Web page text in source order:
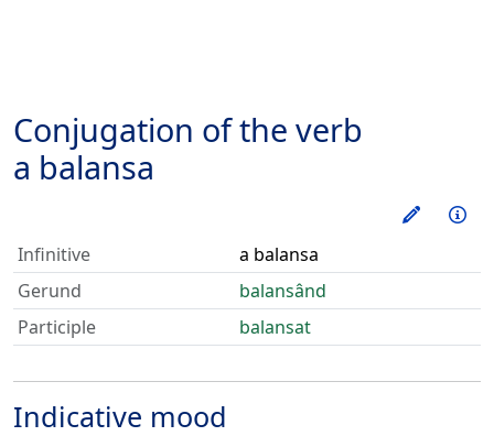
Conjugation of the verb
a balansa
Train
Infinitive
a balansa
Gerund
balansând
Participle
balansat
Indicative mood